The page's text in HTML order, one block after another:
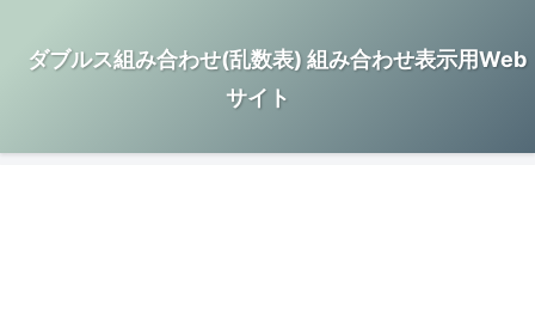
ダブルス組み合わせ(乱数表) 組み合わせ表示用Web
サイト